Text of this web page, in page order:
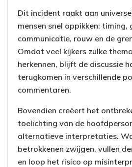
Dit incident raakt aan
mensen snel oppikken: timing,
communicatie, rouw en de
Omdat veel kijkers zulke
herkennen, blijft de discussie
terugkomen in verschillende
commentaren.
Bovendien creëert het
toelichting van de
alternatieve interpretaties.
betrokkenen zwijgen, vullen
en loop het risico op